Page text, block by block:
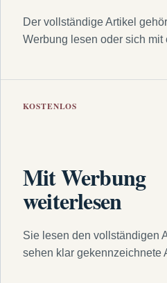
Der vollständige Artikel
Werbung lesen oder sich
KOSTENLOS
Mit Werbung
weiterlesen
Sie lesen den vollständigen
sehen klar gekennzeichnete